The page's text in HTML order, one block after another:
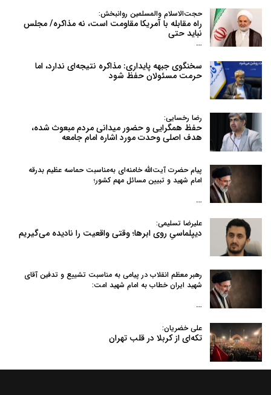
حجت‌الاسلام والمسلمین روانبخش:
راه مقابله با آمریکا مقاومت است، نه مذاکره/ مجلس
نباید حتی
…
سخنگوی جبهه پایداری: مذاکره نتیجه‌ای ندارد، اما
حرمت مسئولان حفظ شود
رضا رخسایی:
حفظ همگرایی و حضور میدانی مردم مبعوث شده،
هدف اصلی وحدت مورد اشاره امام جامعه
پیام حضرت آیت‌الله خامنه‌ای به‌مناسبت حماسه عظیم بدرقه
امام شهید و تبیین مسائل مهم کشور؛
…
علیرضا تسلیمی:
دیپلماسیِ روی ابرها؛ وقتی واقعیت را نادیده می‌گیریم
رهبر معظم انقلاب در پیامی به‌ مناسبت تشییع و تدفین آقای
شهید ایران خطاب به امام شهید امت:
…
علی خضریان:
تکه‌ای از کربلا در قلب تهران